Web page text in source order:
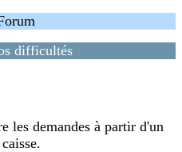
difficultés
les demandes à partir d'un